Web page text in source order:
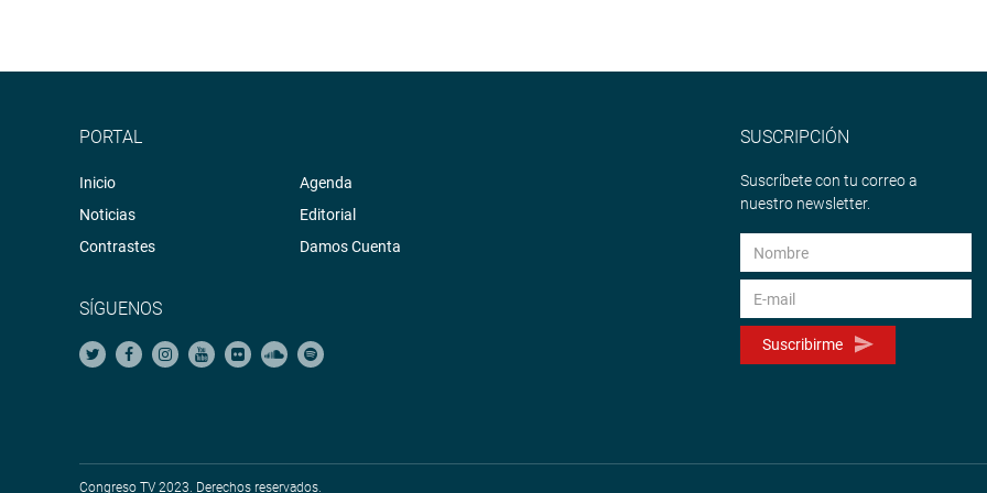
PORTAL
Inicio
Noticias
Contrastes
Agenda
Editorial
Damos Cuenta
SÍGUENOS
SUSCRIPCIÓN
Suscríbete con tu correo a
nuestro newsletter.
Suscribirme
Congreso TV 2023. Derechos reservados.